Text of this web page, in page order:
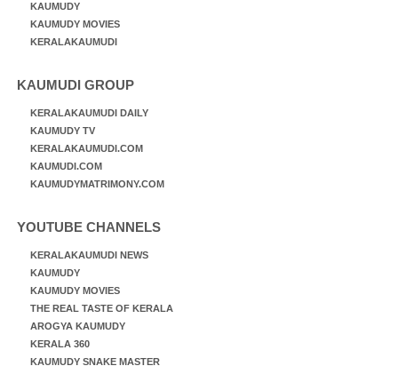
KAUMUDY
KAUMUDY MOVIES
KERALAKAUMUDI
KAUMUDI GROUP
KERALAKAUMUDI DAILY
KAUMUDY TV
KERALAKAUMUDI.COM
KAUMUDI.COM
KAUMUDYMATRIMONY.COM
YOUTUBE CHANNELS
KERALAKAUMUDI NEWS
KAUMUDY
KAUMUDY MOVIES
THE REAL TASTE OF KERALA
AROGYA KAUMUDY
KERALA 360
KAUMUDY SNAKE MASTER